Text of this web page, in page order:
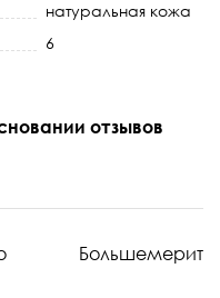
натуральная кожа
6
отзывов
Большемерит